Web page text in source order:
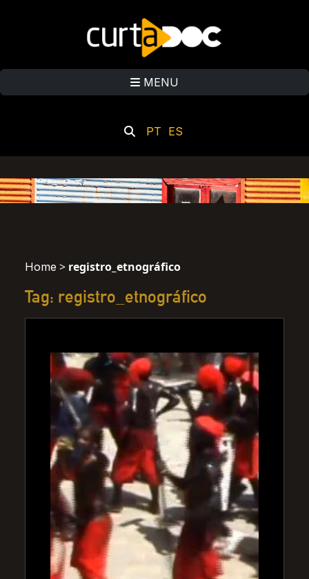
MENU
PT ES
Home > registro_etnográfico
Tag: registro_etnográfico